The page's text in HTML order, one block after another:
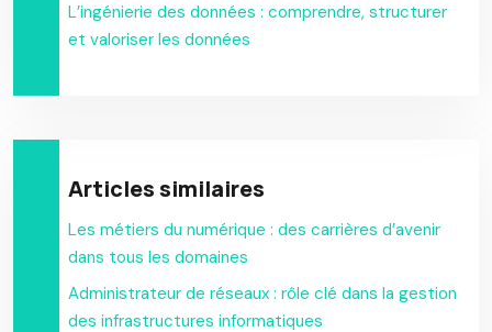
L’ingénierie des données : comprendre, structurer
et valoriser les données
Articles similaires
Les métiers du numérique : des carrières d’avenir
dans tous les domaines
Administrateur de réseaux : rôle clé dans la gestion
des infrastructures informatiques